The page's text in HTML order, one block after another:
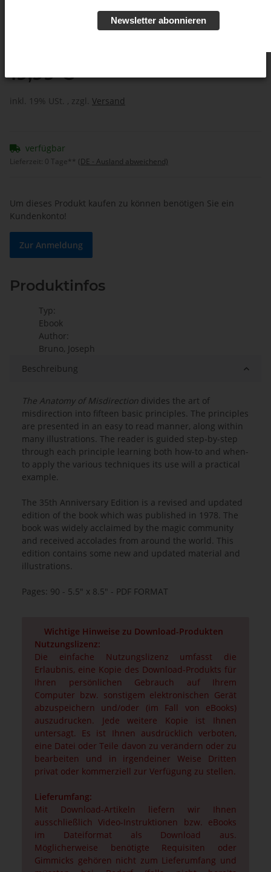
19,99 €
inkl. 19% USt. , zzgl. Versand
verfügbar
Lieferzeit: 0 Tage** (DE - Ausland abweichend)
Um dieses Produkt kaufen zu können benötigen Sie ein
Kundenkonto!
Zur Anmeldung
Produktinfos
Typ:
Ebook
Author:
Bruno, Joseph
Beschreibung
The Anatomy of Misdirection divides the art of
misdirection into fifteen basic principles. The principles
are presented in an easy to read manner, along within
many illustrations. The reader is guided step-by-step
through each principle learning both how-to and when-
to apply the various techniques its use will a practical
example.
The 35th Anniversary Edition is a revised and updated
edition of the book which was published in 1978. The
book was widely acclaimed by the magic community
and received accolades from around the world. This
edition contains some new and updated material and
illustrations.
Pages: 90 - 5.5" x 8.5" - PDF FORMAT
Wichtige Hinweise zu Download-Produkten
Nutzungslizenz:
Die einfache Nutzungslizenz umfasst die
Erlaubnis, eine Kopie des Download-Produkts für
Ihren persönlichen Gebrauch auf Ihrem
Computer bzw. sonstigem elektronischen Gerät
abzuspeichern und/oder (im Fall von eBooks)
auszudrucken. Jede weitere Kopie ist Ihnen
untersagt. Es ist Ihnen ausdrücklich verboten,
eine Datei oder Teile davon zu verändern oder zu
bearbeiten und in irgendeiner Weise Dritten
privat oder kommerziell zur Verfügung zu stellen.
Lieferumfang:
Mit Download-Artikeln liefern wir Ihnen
ausschließlich Video-Instruktionen bzw. eBooks
im Dateiformat als Download aus.
Möglicherweise benötigte Requisiten oder
Gimmicks gehören nicht zum Lieferumfang und
Newsletter abonnieren